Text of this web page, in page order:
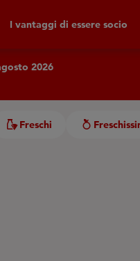
I vantaggi di essere socio
2026
Freschi